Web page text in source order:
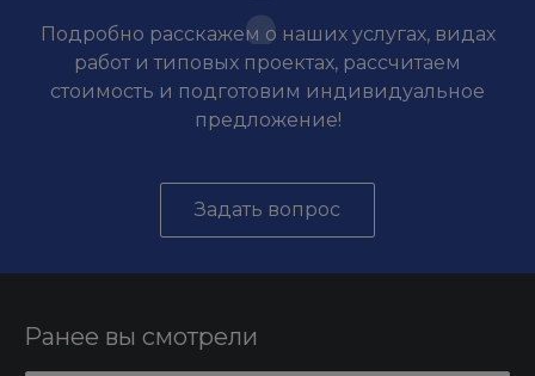
Подробно расскажем о наших услугах, видах
работ и типовых проектах, рассчитаем
стоимость и подготовим индивидуальное
предложение!
Задать вопрос
Ранее вы смотрели